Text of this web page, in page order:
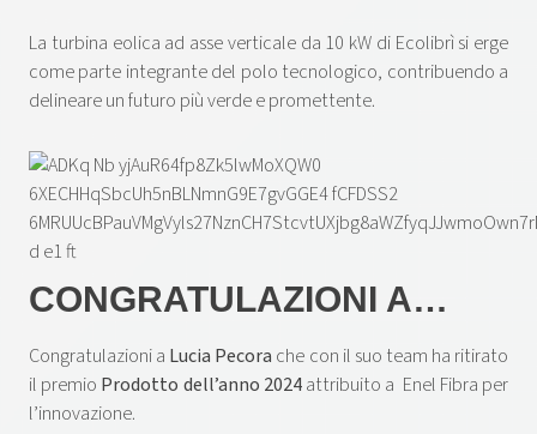
La turbina eolica ad asse verticale da 10 kW di Ecolibrì si erge
come parte integrante del polo tecnologico, contribuendo a
delineare un futuro più verde e promettente.
CONGRATULAZIONI A…
Congratulazioni a Lucia Pecora che con il suo team ha ritirato
il premio Prodotto dell’anno 2024attribuito a Enel Fibra per
l’innovazione.